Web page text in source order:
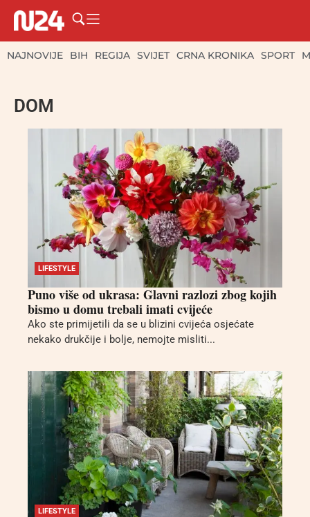
NAJNOVIJE BIH REGIJA SVIJET CRNA KRONIKA SPORT
DOM
LIFESTYLE
Puno više od ukrasa: Glavni razlozi zbog kojih
bismo u domu trebali imati cvijeće
Ako ste primijetili da se u blizini cvijeća osjećate
nekako drukčije i bolje, nemojte misliti...
LIFESTYLE